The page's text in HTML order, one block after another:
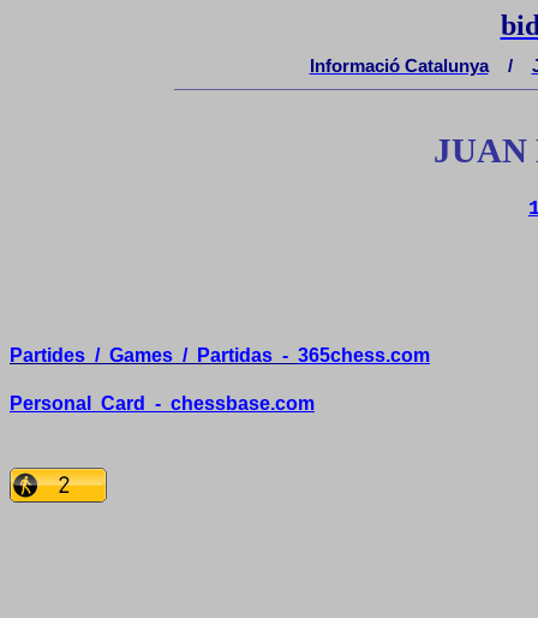
Informació Catalunya /
JUAN
Partides / Games / Partidas - 365chess.com
Personal Card - chessbase.com